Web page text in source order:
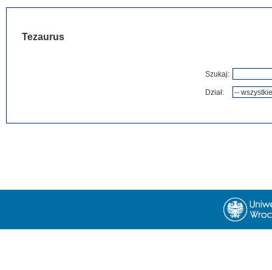
Tezaurus
Szukaj:
Dział: